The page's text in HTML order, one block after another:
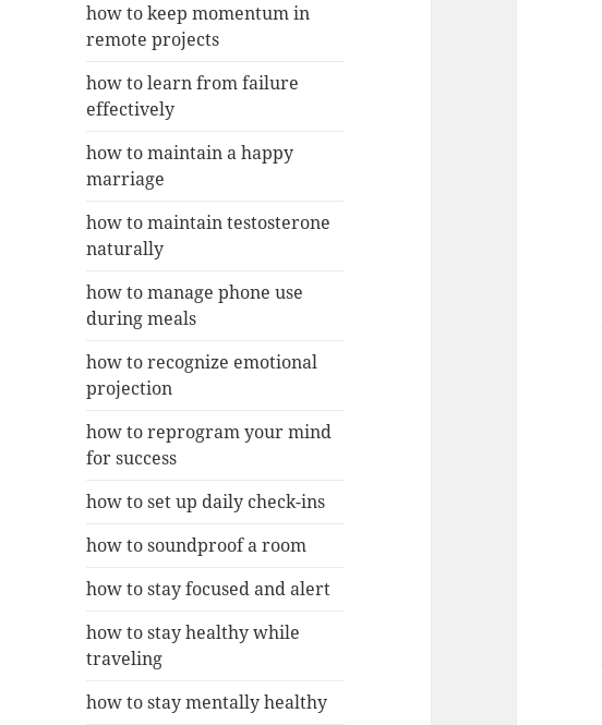
how to keep momentum in
remote projects
how to learn from failure
effectively
how to maintain a happy
marriage
how to maintain testosterone
naturally
how to manage phone use
during meals
how to recognize emotional
projection
how to reprogram your mind
for success
how to set up daily check-ins
how to soundproof a room
how to stay focused and alert
how to stay healthy while
traveling
how to stay mentally healthy